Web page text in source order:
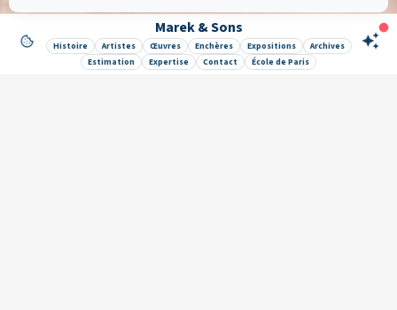
Marek & Sons
Histoire Artistes Œuvres Enchères Expositions
Archives
Estimation
Expertise Contact École de Paris
Like it ? Share it !